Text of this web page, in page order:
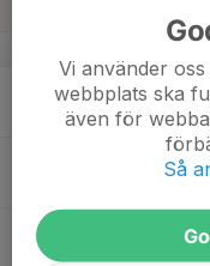
20
Ons
Träning
Vi använder
webbplats ska
även för
Så